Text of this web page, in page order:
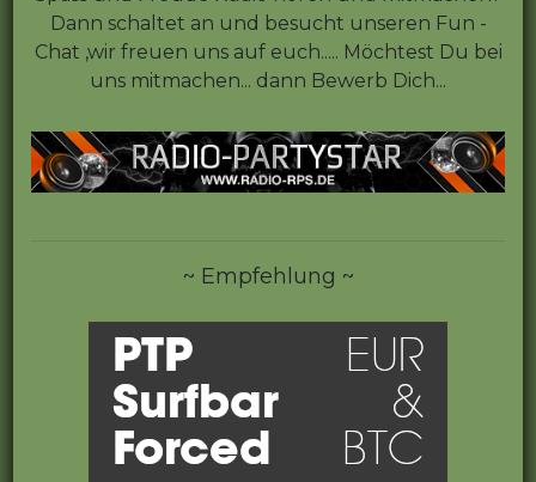
Dann schaltet an und besucht unseren Fun -
Chat ,wir freuen uns auf euch..... Möchtest Du bei
uns mitmachen... dann Bewerb Dich...
~ Empfehlung ~